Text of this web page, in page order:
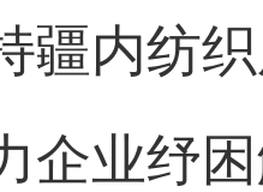
疆内纺
企业纾